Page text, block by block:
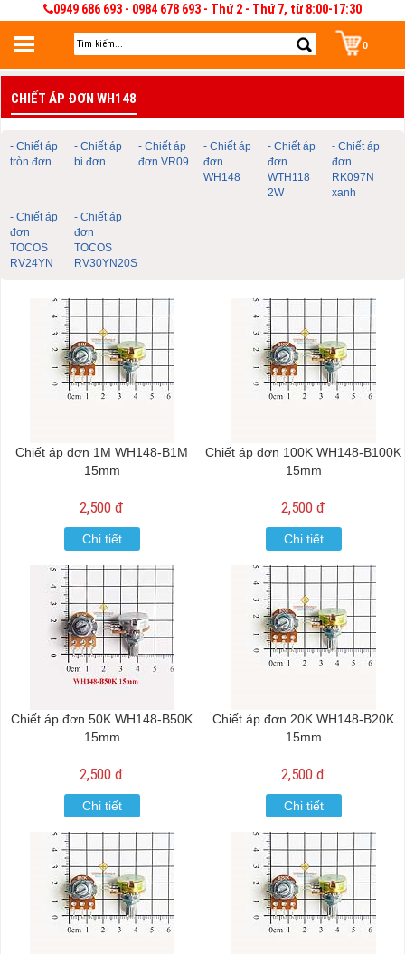
0949 686 693 - 0984 678 693 - Thứ 2 - Thứ 7, từ 8:00-17:30
0
Đăng nhập
Đăng nhập để lưu giỏ hàng 30 ngày. Có thể sửa và quản lý giỏ hàng và đơn
hàng
CHIẾT ÁP ĐƠN WH148
- Chiết áp
tròn đơn
- Chiết áp
bi đơn
- Chiết áp
đơn VR09
- Chiết áp
đơn
WH148
- Chiết áp
đơn
WTH118
2W
- Chiết áp
đơn
RK097N
xanh
- Chiết áp
đơn
TOCOS
RV24YN
- Chiết áp
đơn
TOCOS
RV30YN20S
Chiết áp đơn 1M WH148-B1M
15mm
2,500 đ
Chi tiết
Chiết áp đơn 100K WH148-B100K
15mm
2,500 đ
Chi tiết
Chiết áp đơn 50K WH148-B50K
15mm
2,500 đ
Chi tiết
Chiết áp đơn 20K WH148-B20K
15mm
2,500 đ
Chi tiết